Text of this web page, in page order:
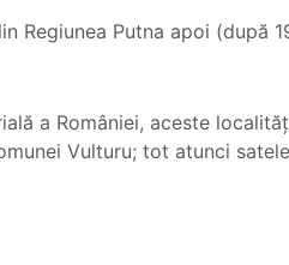
Regiunea Putna apoi (după
a României, aceste
Vulturu; tot atunci